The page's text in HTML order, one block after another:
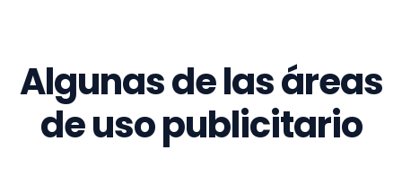
Algunas de las áreas
de uso publicitario